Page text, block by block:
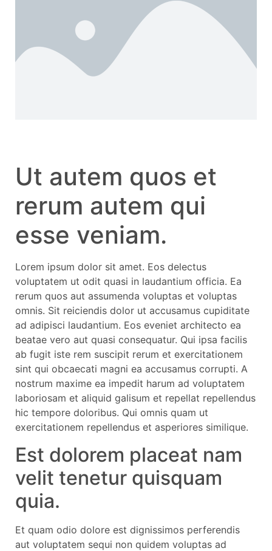
Ut autem quos et
rerum autem qui
esse veniam.
Lorem ipsum dolor sit amet. Eos delectus
voluptatem ut odit quasi in laudantium officia. Ea
rerum quos aut assumenda voluptas et voluptas
omnis. Sit reiciendis dolor ut accusamus cupiditate
ad adipisci laudantium. Eos eveniet architecto ea
beatae vero aut quasi consequatur. Qui ipsa facilis
ab fugit iste rem suscipit rerum et exercitationem
sint qui obcaecati magni ea accusamus corrupti. A
nostrum maxime ea impedit harum ad voluptatem
laboriosam et aliquid galisum et repellat repellendus
hic tempore doloribus. Qui omnis quam ut
exercitationem repellendus et asperiores similique.
Est dolorem placeat nam
velit tenetur quisquam
quia.
Et quam odio dolore est dignissimos perferendis
aut voluptatem sequi non quidem voluptas ad